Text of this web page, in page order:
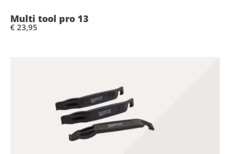
Multi tool pro 13
€ 23,95